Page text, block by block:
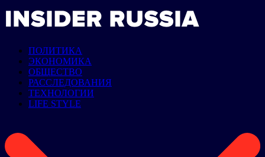
ПОЛИТИКА
ЭКОНОМИКА
ОБЩЕСТВО
РАССЛЕДОВАНИЯ
ТЕХНОЛОГИИ
LIFE STYLE